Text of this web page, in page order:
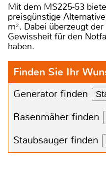
Mit dem MS225-53
preisgünstige
m². Dabei überzeugt
Gewissheit für den
haben.
Finden Sie Ihr
Generator finden
Rasenmäher finden
Staubsauger finden